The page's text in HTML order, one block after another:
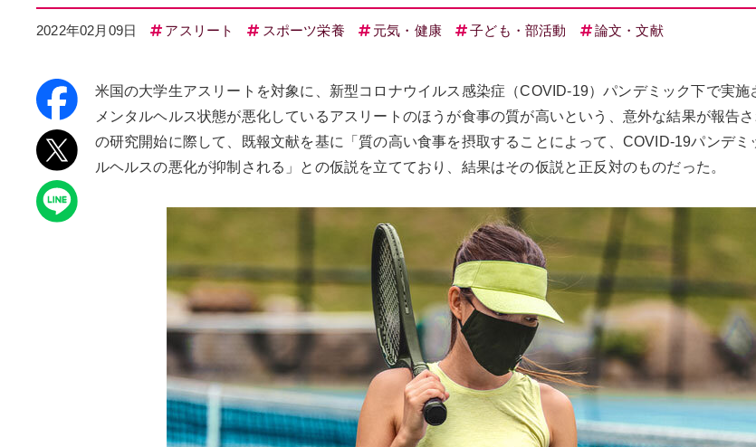
2022年02月09日 アスリート スポーツ栄養 元気・健康 子ども・部活動 論文・文献
米国の大学生アスリートを対象に、新型コロナウイルス感染症（COVID-19）パンデミック下で実施
メンタルヘルス状態が悪化しているアスリートのほうが食事の質が高いという、意外な結果が報告
の研究開始に際して、既報文献を基に「質の高い食事を摂取することによって、COVID-19パンデミ
ルヘルスの悪化が抑制される」との仮説を立てており、結果はその仮説と正反対のものだった。